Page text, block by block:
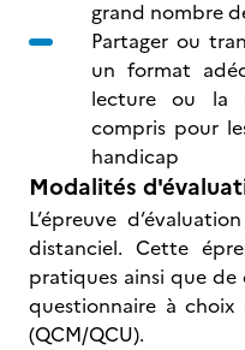
grand nombre
Partager ou
un format
lecture ou la
compris pour
handicap
Modalités
L’épreuve
distanciel. Cette
pratiques ainsi que de
questionnaire à
(QCM/QCU).